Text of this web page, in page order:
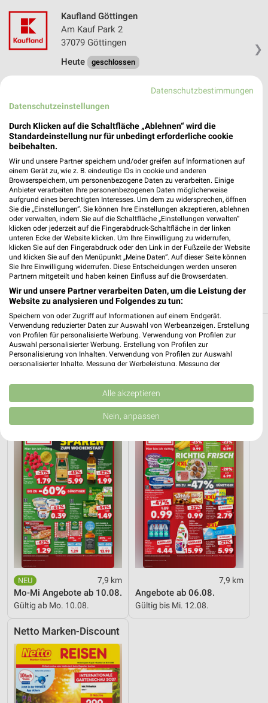
❯
Kaufland Göttingen
Am Kauf Park 2
37079 Göttingen
Heute
geschlossen
Bahnhofstraße 48
37327 Leinefelde
Heute geschlossen
245,56 km • Angebote: 4 Prospekte
VitaSol Therme - Kannewischer Collection Bad
Salzuflen
Extersche Str. 42
32105 Bad Salzuflen
Heute 09:00 - 22:00 Uhr | Geöffnet
319,73 km
Reisen & Tourismus Angebote und Prospekte
für Hattorf (Harz)
Kaufland
7,9 km
Mo-Mi Angebote ab 10.08.
Gültig ab Mo. 10.08.
Kaufland
7,9 km
Angebote ab 06.08.
Gültig bis Mi. 12.08.
Netto Marken-Discount
Datenschutzbestimmungen
Datenschutzeinstellungen
Durch Klicken auf die Schaltfläche „Ablehnen“ wird die
Standardeinstellung nur für unbedingt erforderliche cookie
beibehalten.
Wir und unsere Partner speichern und/oder greifen auf Informationen auf
einem Gerät zu, wie z. B. eindeutige IDs in cookie und anderen
Browserspeichern, um personenbezogene Daten zu verarbeiten. Einige
Anbieter verarbeiten Ihre personenbezogenen Daten möglicherweise
aufgrund eines berechtigten Interesses. Um dem zu widersprechen, öffnen
Sie die „Einstellungen“. Sie können Ihre Einstellungen akzeptieren, ablehnen
oder verwalten, indem Sie auf die Schaltfläche „Einstellungen verwalten“
klicken oder jederzeit auf die Fingerabdruck-Schaltfläche in der linken
unteren Ecke der Website klicken. Um Ihre Einwilligung zu widerrufen,
klicken Sie auf den Fingerabdruck oder den Link in der Fußzeile der Website
und klicken Sie auf den Menüpunkt „Meine Daten“. Auf dieser Seite können
Sie Ihre Einwilligung widerrufen. Diese Entscheidungen werden unseren
Partnern mitgeteilt und haben keinen Einfluss auf die Browserdaten.
Wir und unsere Partner verarbeiten Daten, um die Leistung der
Website zu analysieren und Folgendes zu tun:
Speichern von oder Zugriff auf Informationen auf einem Endgerät.
Verwendung reduzierter Daten zur Auswahl von Werbeanzeigen. Erstellung
von Profilen für personalisierte Werbung. Verwendung von Profilen zur
Auswahl personalisierter Werbung. Erstellung von Profilen zur
Personalisierung von Inhalten. Verwendung von Profilen zur Auswahl
personalisierter Inhalte. Messung der Werbeleistung. Messung der
Kombinationen von Daten aus verschiedenen Quellen. Entwicklung und
Verbesserung der Angebote. Verwendung reduzierter Daten zur Auswahl
von Inhalten.
Daten können außerhalb der Europäischen Union weitergegeben und in die
Website/App.
Partnerliste anzeigen (1 IAB-Anbieter)
Wir nutzen Ihre Daten für folgende Zwecke:
IAB-Verarbeitungszwecke:
Speichern von oder Zugriff auf Informationen
auf einem Endgerät
Verwendung reduzierter Daten zur Auswahl von
Werbeanzeigen
Erstellung von Profilen für personalisierte
Werbung
Verwendung von Profilen zur Auswahl
Erstellung von Profilen zur Personalisierung
von Inhalten
Verwendung von Profilen zur Auswahl
personalisierter Inhalte
Alle akzeptieren
Nein, anpassen